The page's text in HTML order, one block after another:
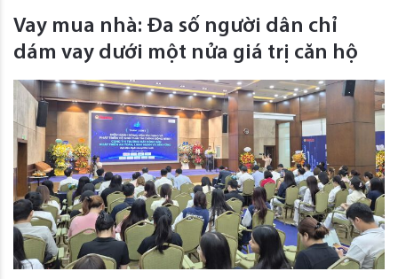
Vay mua nhà: Đa số người dân chỉ
dám vay dưới một nửa giá trị căn hộ